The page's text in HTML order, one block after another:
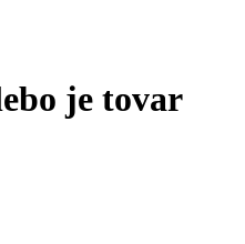
je tovar